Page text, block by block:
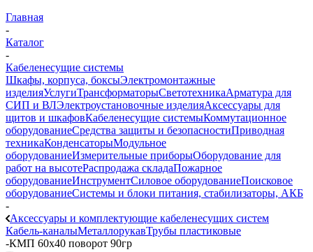
Главная
-
Каталог
-
Кабеленесущие системы
Шкафы, корпуса, боксыЭлектромонтажные
изделияУслугиТрансформаторыСветотехникаАрматура для
СИП и ВЛЭлектроустановочные изделияАксессуары для
щитов и шкафовКабеленесущие системыКоммутационное
оборудованиеСредства защиты и безопасностиПриводная
техникаКонденсаторыМодульное
оборудованиеИзмерительные приборыОборудование для
работ на высотеРаспродажа складаПожарное
оборудованиеИнструментСиловое оборудованиеПоисковое
оборудованиеСистемы и блоки питания, стабилизаторы, АКБ
-
Аксессуары и комплектующие кабеленесущих систем
Кабель-каналыМеталлорукавТрубы пластиковые
-КМП 60х40 поворот 90гр